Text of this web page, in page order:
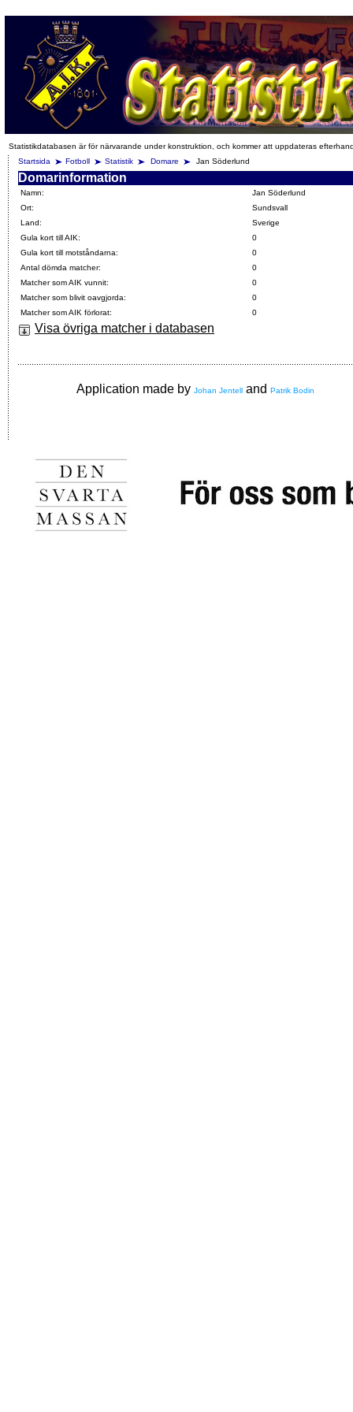
Statistikdatabasen är för närvarande under konstruktion, och kommer att uppdateras
Startsida
Fotboll Statistik Domare Jan Söderlund
Domarinformation
Namn:
Jan Söderlund
Ort:
Sundsvall
Land:
Sverige
Gula kort till AIK:
0
Gula kort till motståndarna:
0
Antal dömda matcher:
0
Matcher som AIK vunnit:
0
Matcher som blivit oavgjorda:
0
Matcher som AIK förlorat:
0
Visa övriga matcher i databasen
Application made by Johan Jentell and Patrik Bodin